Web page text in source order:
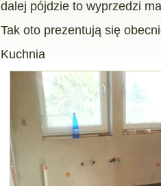
dalej pójdzie to wyprzedzi
Tak oto prezentują się
Kuchnia